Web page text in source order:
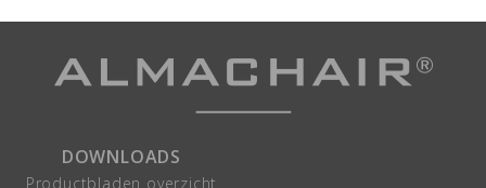
DOWNLOADS
Productbladen overzicht